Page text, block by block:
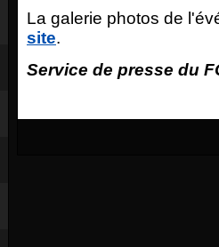
Veaceslav COZMA
09 March
Emmanuel AFETSE
La galerie photos de
site.
Service de presse du